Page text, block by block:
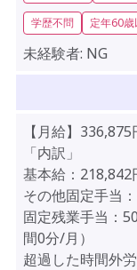
学歴不問 定年60歳
未経験者: NG
【月給】
「内訳」
基本給：218,842
その他固定手当
固定残業手当：
間0分/月）
超過した時間外